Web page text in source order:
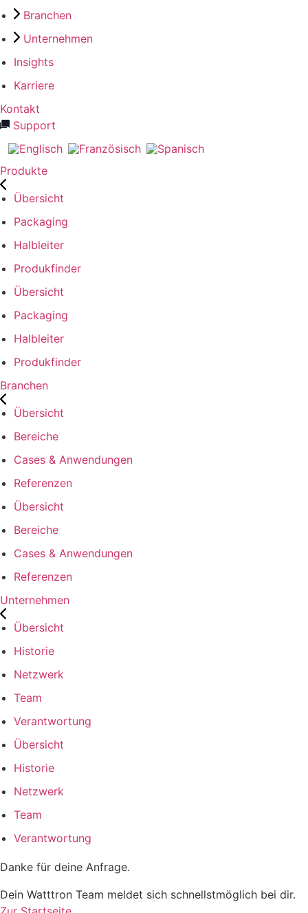
Branchen
Unternehmen
Insights
Karriere
Kontakt
Support
Produkte
Übersicht
Packaging
Halbleiter
Produkfinder
Übersicht
Packaging
Halbleiter
Produkfinder
Branchen
Übersicht
Bereiche
Cases & Anwendungen
Referenzen
Übersicht
Bereiche
Cases & Anwendungen
Referenzen
Unternehmen
Übersicht
Historie
Netzwerk
Team
Verantwortung
Übersicht
Historie
Netzwerk
Team
Verantwortung
Danke für deine Anfrage.
Dein Watttron Team meldet sich schnellstmöglich bei dir.